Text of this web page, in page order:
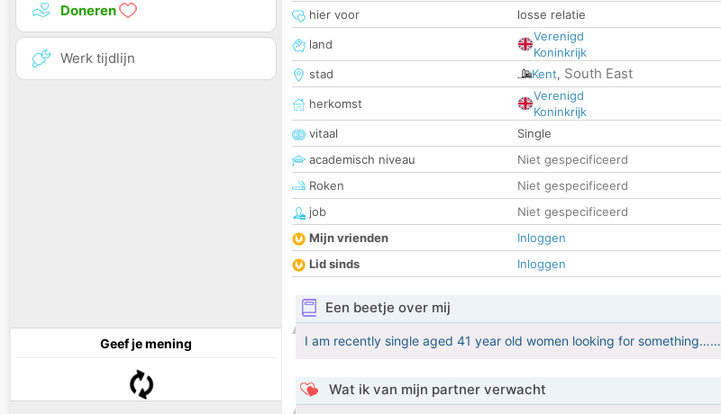
Doneren
Werk tijdlijn
Geef je mening
hier voor
losse relatie
land
Verenigd
Koninkrijk
stad
Kent, South East
herkomst
Verenigd
Koninkrijk
vitaal
Single
academisch niveau
Niet gespecificeerd
Roken
Niet gespecificeerd
job
Niet gespecificeerd
Mijn vrienden
Inloggen
Lid sinds
Inloggen
Een beetje over mij
I am recently single aged 41 year old women looking for something……
Wat ik van mijn partner verwacht